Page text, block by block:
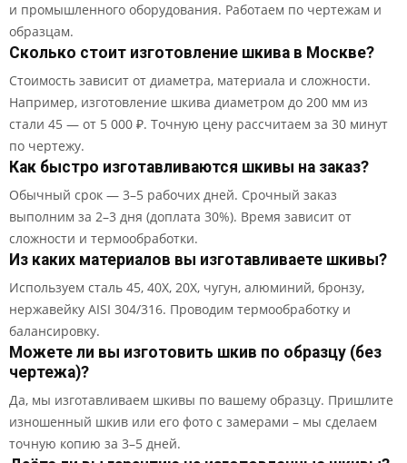
и промышленного оборудования. Работаем по чертежам и
образцам.
Сколько стоит изготовление шкива в Москве?
Стоимость зависит от диаметра, материала и сложности.
Например, изготовление шкива диаметром до 200 мм из
стали 45 — от 5 000 ₽. Точную цену рассчитаем за 30 минут
по чертежу.
Как быстро изготавливаются шкивы на заказ?
Обычный срок — 3–5 рабочих дней. Срочный заказ
выполним за 2–3 дня (доплата 30%). Время зависит от
сложности и термообработки.
Из каких материалов вы изготавливаете шкивы?
Используем сталь 45, 40Х, 20Х, чугун, алюминий, бронзу,
нержавейку AISI 304/316. Проводим термообработку и
балансировку.
Можете ли вы изготовить шкив по образцу (без
чертежа)?
Да, мы изготавливаем шкивы по вашему образцу. Пришлите
изношенный шкив или его фото с замерами – мы сделаем
точную копию за 3–5 дней.